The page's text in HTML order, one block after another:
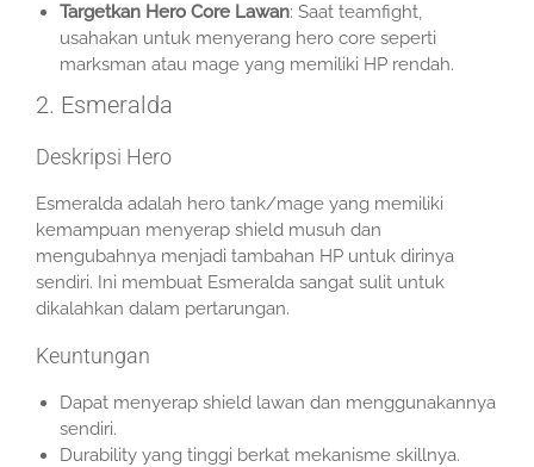
Targetkan Hero Core Lawan: Saat teamfight,
usahakan untuk menyerang hero core seperti
marksman atau mage yang memiliki HP rendah.
2. Esmeralda
Deskripsi Hero
Esmeralda adalah hero tank/mage yang memiliki
kemampuan menyerap shield musuh dan
mengubahnya menjadi tambahan HP untuk dirinya
sendiri. Ini membuat Esmeralda sangat sulit untuk
dikalahkan dalam pertarungan.
Keuntungan
Dapat menyerap shield lawan dan menggunakannya
sendiri.
Durability yang tinggi berkat mekanisme skillnya.